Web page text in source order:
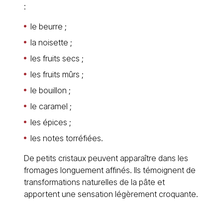
:
le beurre ;
la noisette ;
les fruits secs ;
les fruits mûrs ;
le bouillon ;
le caramel ;
les épices ;
les notes torréfiées.
De petits cristaux peuvent apparaître dans les
fromages longuement affinés. Ils témoignent de
transformations naturelles de la pâte et
apportent une sensation légèrement croquante.